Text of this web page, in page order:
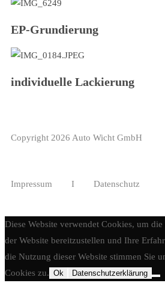
EP-Grundierung
individuelle Lackierung
Copyright 2026 Auto Wicht GmbH
Impressum I Datenschutz
Diese Website verwendet Cookies, um
der Website bereitzustellen und Ihre
die Nutzung dieser Website stimmen Sie
Cookies zu. Ok Datenschutzerklärung